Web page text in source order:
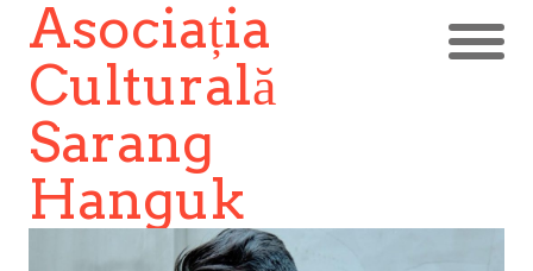
Asociația
Culturală
Sarang
Hanguk